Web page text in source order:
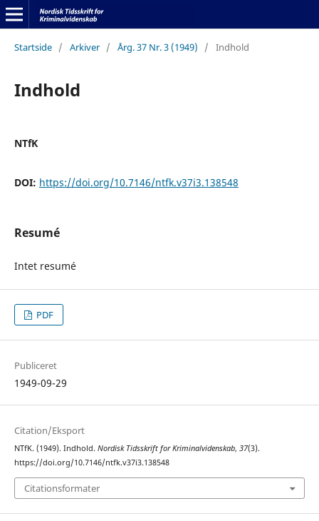
Startside / Arkiver / Årg. 37 Nr. 3 (1949) / Indhold
Indhold
NTfK
DOI: https://doi.org/10.7146/ntfk.v37i3.138548
Resumé
Intet resumé
PDF
Publiceret
1949-09-29
Citation/Eksport
NTfK. (1949). Indhold. Nordisk Tidsskrift for Kriminalvidenskab, 37(3).
https://doi.org/10.7146/ntfk.v37i3.138548
Citationsformater